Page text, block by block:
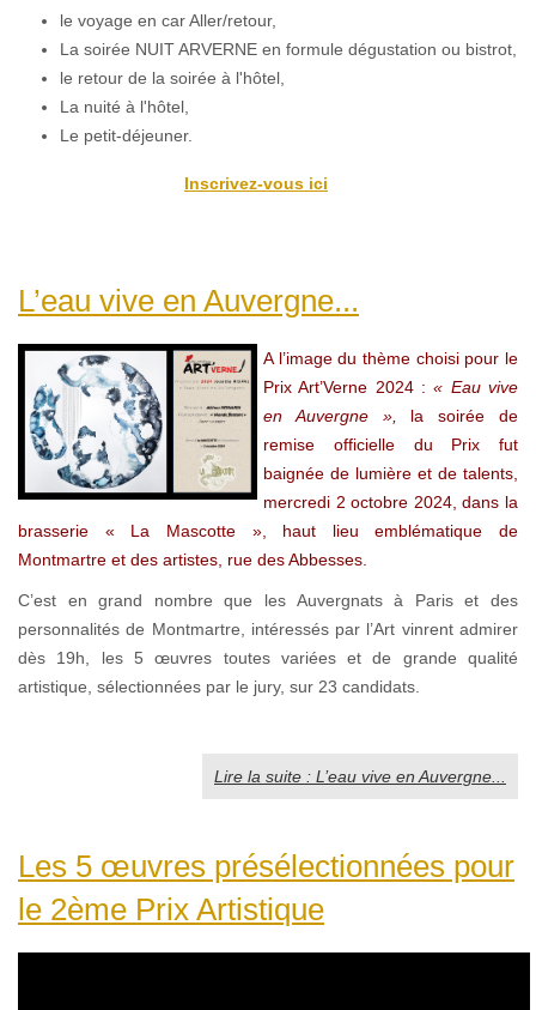
le voyage en car Aller/retour,
La soirée NUIT ARVERNE en formule dégustation ou bistrot,
le retour de la soirée à l'hôtel,
La nuité à l'hôtel,
Le petit-déjeuner.
Inscrivez-vous ici
L’eau vive en Auvergne...
A l’image du thème choisi pour le
Prix Art’Verne 2024 :« Eau vive
en Auvergne »,
la soirée de
remise officielle du Prix fut
baignée de lumière et de talents,
mercredi 2 octobre 2024, dans la
brasserie « La Mascotte », haut lieu emblématique de
Montmartre et des artistes, rue des Abbesses.
C’est en grand nombre que les Auvergnats à Paris et des
personnalités de Montmartre, intéressés par l’Art vinrent admirer
dès 19h, les 5 œuvres toutes variées et de grande qualité
artistique, sélectionnées par le jury, sur 23 candidats.
Lire la suite : L’eau vive en Auvergne...
Les 5 œuvres présélectionnées pour
le 2ème Prix Artistique